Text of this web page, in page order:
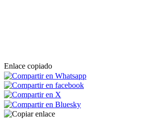
Enlace copiado